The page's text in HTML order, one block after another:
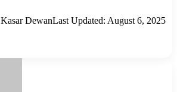
Kasar DewanLast Updated: August 6, 2025